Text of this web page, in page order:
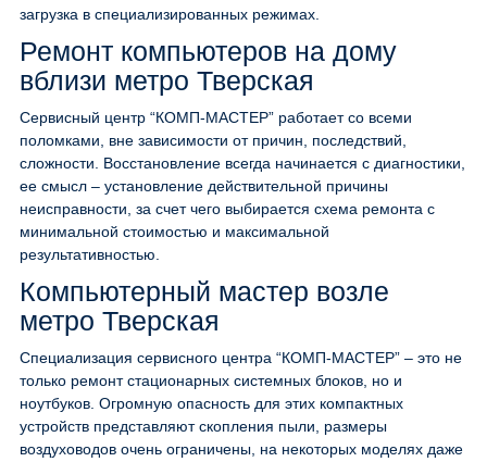
загрузка в специализированных режимах.
Ремонт компьютеров на дому
вблизи метро Тверская
Сервисный центр “КОМП-МАСТЕР” работает со всеми
поломками, вне зависимости от причин, последствий,
сложности. Восстановление всегда начинается с диагностики,
ее смысл – установление действительной причины
неисправности, за счет чего выбирается схема ремонта с
минимальной стоимостью и максимальной
результативностью.
Компьютерный мастер возле
метро Тверская
Специализация сервисного центра “КОМП-МАСТЕР” – это не
только ремонт стационарных системных блоков, но и
ноутбуков. Огромную опасность для этих компактных
устройств представляют скопления пыли, размеры
воздуховодов очень ограничены, на некоторых моделях даже